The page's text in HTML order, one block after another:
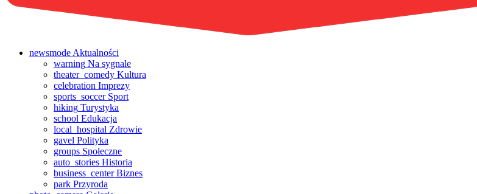
newsmode Aktualności
warning Na sygnale
theater_comedy Kultura
celebration Imprezy
sports_soccerSport
hiking Turystyka
school Edukacja
local_hospital Zdrowie
gavel Polityka
groups Społeczne
auto_stories Historia
business_centerBiznes
park Przyroda